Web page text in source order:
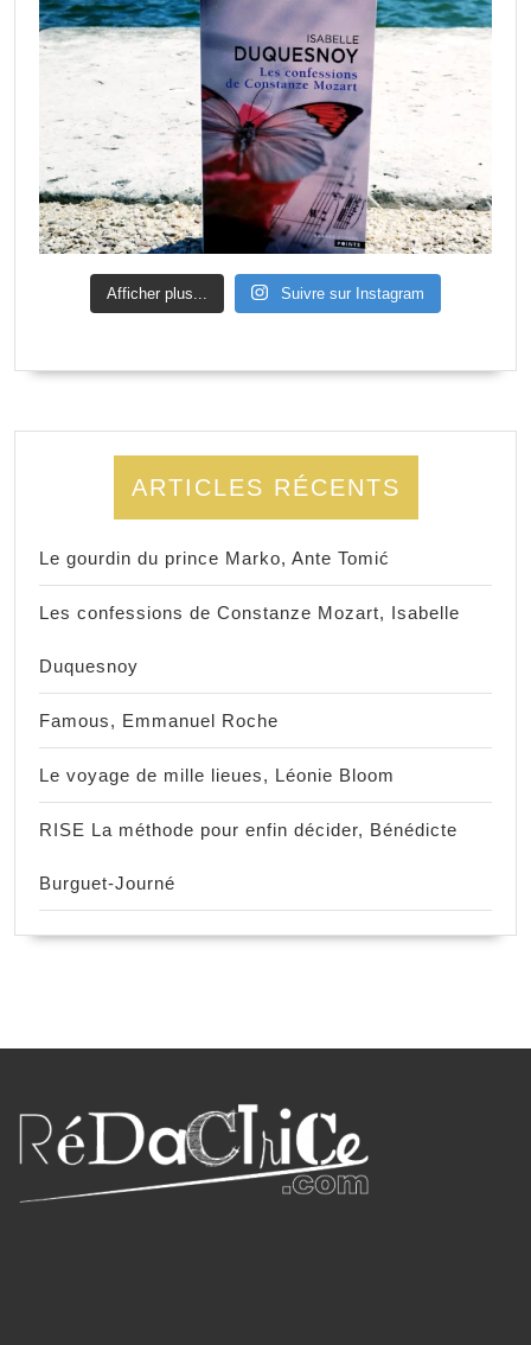
Afficher plus... Suivre sur Instagram
ARTICLES RÉCENTS
Le gourdin du prince Marko, Ante Tomić
Les confessions de Constanze Mozart, Isabelle
Duquesnoy
Famous, Emmanuel Roche
Le voyage de mille lieues, Léonie Bloom
RISE La méthode pour enfin décider, Bénédicte
Burguet-Journé